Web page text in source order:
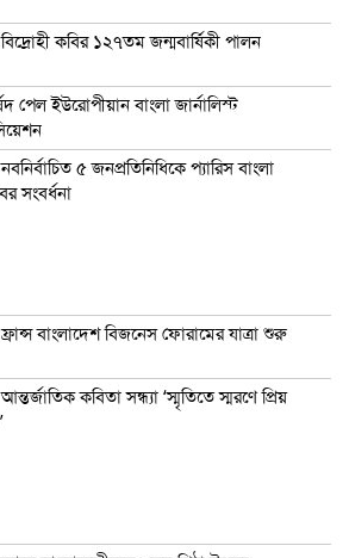
বিদ্রোহী কবির ১২৭তম জন্মবার্ষিকী পালন
পেল ইউরোপীয়ান বাংলা জার্নালিস্ট
৫ জনপ্রতিনিধিকে প্যারিস বাংলা
সংবর্ধনা
ফ্রান্স বাংলাদেশ বিজনেস ফোরামের যাত্রা শুরু
কবিতা সন্ধ্যা ‘স্মৃতিতে স্মরণে প্রিয়